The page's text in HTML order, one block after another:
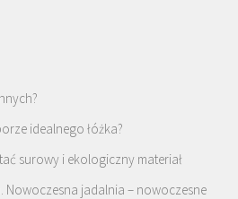
idealnego łóżka?
surowy i ekologiczny materiał
Nowoczesna jadalnia – nowoczesne